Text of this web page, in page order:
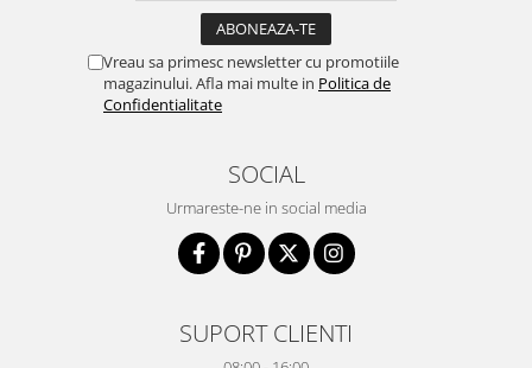
Vreau sa primesc newsletter cu promotiile
magazinului. Afla mai multe in Politica de
Confidentialitate
SOCIAL
Urmareste-ne in social media
SUPORT CLIENTI